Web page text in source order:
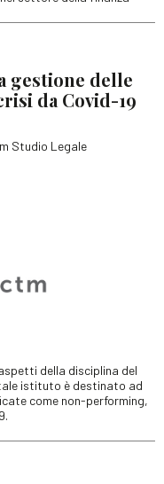
gestione delle
da Covid-19
Studio Legale
della disciplina del
istituto è destinato ad
come non-performing,